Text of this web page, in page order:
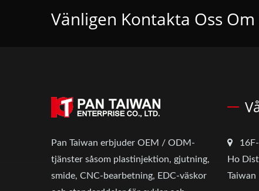
Vänligen Kontakta Oss
Pan Taiwan erbjuder OEM / ODM-
tjänster såsom plastinjektion, gjutning,
smide, CNC-bearbetning, EDC-väskor
Ho
Taiwan